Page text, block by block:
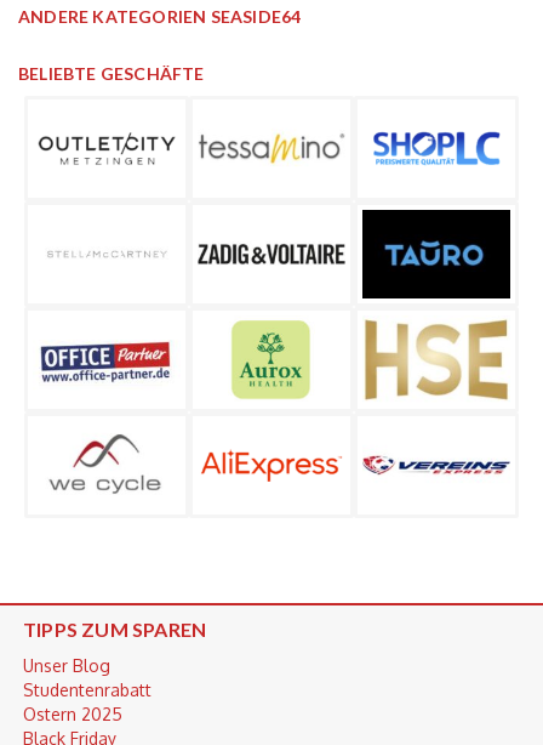
ANDERE KATEGORIEN SEASIDE64
BELIEBTE GESCHÄFTE
TIPPS ZUM SPAREN
Unser Blog
Studentenrabatt
Ostern 2025
Black Friday